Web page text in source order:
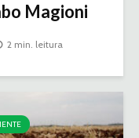
Magioni
2 min. leitura